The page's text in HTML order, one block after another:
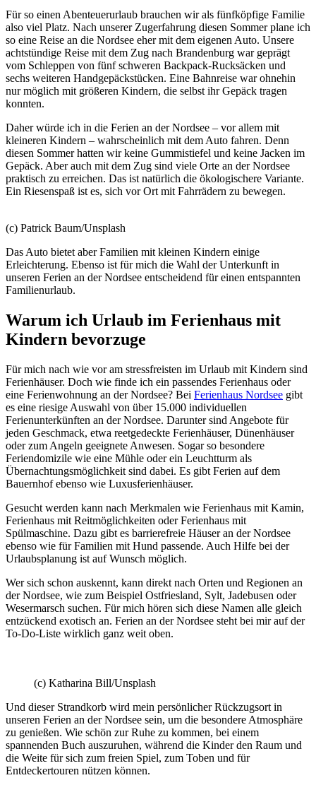
Für so einen Abenteuerurlaub brauchen wir als fünfköpfige Familie
also viel Platz. Nach unserer Zugerfahrung diesen Sommer plane ich
so eine Reise an die Nordsee eher mit dem eigenen Auto. Unsere
achtstündige Reise mit dem Zug nach Brandenburg war geprägt
vom Schleppen von fünf schweren Backpack-Rucksäcken und
sechs weiteren Handgepäckstücken. Eine Bahnreise war ohnehin
nur möglich mit größeren Kindern, die selbst ihr Gepäck tragen
konnten.
Daher würde ich in die Ferien an der Nordsee – vor allem mit
kleineren Kindern – wahrscheinlich mit dem Auto fahren. Denn
diesen Sommer hatten wir keine Gummistiefel und keine Jacken im
Gepäck. Aber auch mit dem Zug sind viele Orte an der Nordsee
praktisch zu erreichen. Das ist natürlich die ökologischere Variante.
Ein Riesenspaß ist es, sich vor Ort mit Fahrrädern zu bewegen.
(c) Patrick Baum/Unsplash
Das Auto bietet aber Familien mit kleinen Kindern einige
Erleichterung. Ebenso ist für mich die Wahl der Unterkunft in
unseren Ferien an der Nordsee entscheidend für einen entspannten
Familienurlaub.
Warum ich Urlaub im Ferienhaus mit
Kindern bevorzuge
Für mich nach wie vor am stressfreisten im Urlaub mit Kindern sind
Ferienhäuser. Doch wie finde ich ein passendes Ferienhaus oder
eine Ferienwohnung an der Nordsee? Bei Ferienhaus Nordsee gibt
es eine riesige Auswahl von über 15.000 individuellen
Ferienunterkünften an der Nordsee. Darunter sind Angebote für
jeden Geschmack, etwa reetgedeckte Ferienhäuser, Dünenhäuser
oder zum Angeln geeignete Anwesen. Sogar so besondere
Feriendomizile wie eine Mühle oder ein Leuchtturm als
Übernachtungsmöglichkeit sind dabei. Es gibt Ferien auf dem
Bauernhof ebenso wie Luxusferienhäuser.
Gesucht werden kann nach Merkmalen wie Ferienhaus mit Kamin,
Ferienhaus mit Reitmöglichkeiten oder Ferienhaus mit
Spülmaschine. Dazu gibt es barrierefreie Häuser an der Nordsee
ebenso wie für Familien mit Hund passende. Auch Hilfe bei der
Urlaubsplanung ist auf Wunsch möglich.
Wer sich schon auskennt, kann direkt nach Orten und Regionen an
der Nordsee, wie zum Beispiel Ostfriesland, Sylt, Jadebusen oder
Wesermarsch suchen. Für mich hören sich diese Namen alle gleich
entzückend exotisch an. Ferien an der Nordsee steht bei mir auf der
To-Do-Liste wirklich ganz weit oben.
(c) Katharina Bill/Unsplash
Und dieser Strandkorb wird mein persönlicher Rückzugsort in
unseren Ferien an der Nordsee sein, um die besondere Atmosphäre
zu genießen. Wie schön zur Ruhe zu kommen, bei einem
spannenden Buch auszuruhen, während die Kinder den Raum und
die Weite für sich zum freien Spiel, zum Toben und für
Entdeckertouren nützen können.